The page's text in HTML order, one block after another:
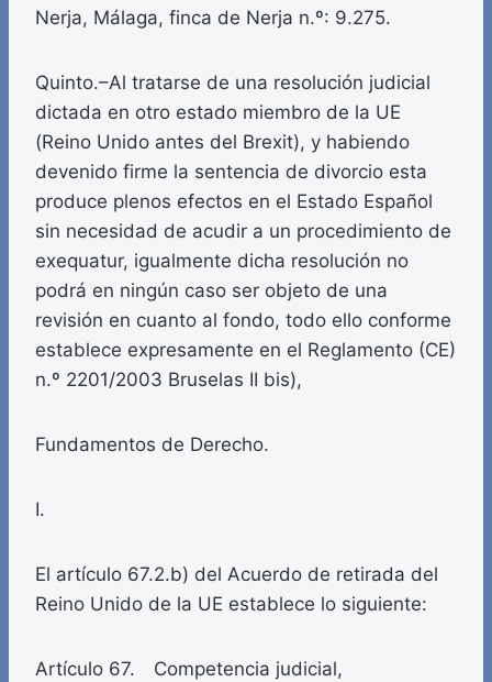
Nerja, Málaga, finca de Nerja n.º: 9.275.
Quinto.–Al tratarse de una resolución judicial
dictada en otro estado miembro de la UE
(Reino Unido antes del Brexit), y habiendo
devenido firme la sentencia de divorcio esta
produce plenos efectos en el Estado Español
sin necesidad de acudir a un procedimiento de
exequatur, igualmente dicha resolución no
podrá en ningún caso ser objeto de una
revisión en cuanto al fondo, todo ello conforme
establece expresamente en el Reglamento (CE)
n.º 2201/2003 Bruselas II bis),
Fundamentos de Derecho.
I.
El artículo 67.2.b) del Acuerdo de retirada del
Reino Unido de la UE establece lo siguiente:
Artículo 67. Competencia judicial,